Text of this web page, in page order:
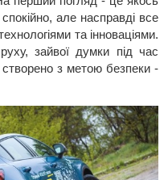
але насправді все
та інноваціями.
зайвої думки під час
з метою безпеки -